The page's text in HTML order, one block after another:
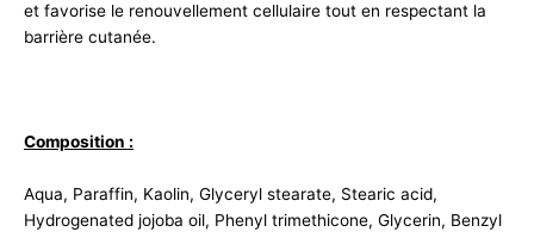
et favorise le renouvellement cellulaire tout en respectant la
barrière cutanée.
Composition :
Aqua, Paraffin, Kaolin, Glyceryl stearate, Stearic acid,
Hydrogenated jojoba oil, Phenyl trimethicone, Glycerin, Benzyl